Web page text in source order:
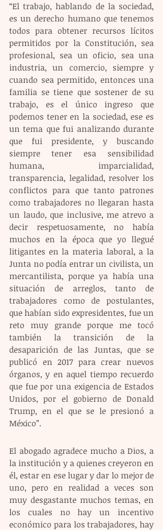
“El trabajo, hablando de la sociedad,
es un derecho humano que tenemos
todos para obtener recursos lícitos
permitidos por la Constitución, sea
profesional, sea un oficio, sea una
industria, un comercio, siempre y
cuando sea permitido, entonces una
familia se tiene que sostener de su
trabajo, es el único ingreso que
podemos tener en la sociedad, ese es
un tema que fui analizando durante
que fui presidente, y buscando
siempre tener esa sensibilidad
humana, imparcialidad,
transparencia, legalidad, resolver los
conflictos para que tanto patrones
como trabajadores no llegaran hasta
un laudo, que inclusive, me atrevo a
decir respetuosamente, no había
muchos en la época que yo llegué
litigantes en la materia laboral, a la
Junta no podía entrar un civilista, un
mercantilista, porque ya había una
situación de arreglos, tanto de
trabajadores como de postulantes,
que habían sido expresidentes, fue un
reto muy grande porque me tocó
también la transición de la
desaparición de las Juntas, que se
publicó en 2017 para crear nuevos
órganos, y en aquel tiempo recuerdo
que fue por una exigencia de Estados
Unidos, por el gobierno de Donald
Trump, en el que se le presionó a
México”.
El abogado agradece mucho a Dios, a
la institución y a quienes creyeron en
él, estar en ese lugar y dar lo mejor de
uno, pero en realidad a veces son
muy desgastante muchos temas, en
los cuales no hay un incentivo
económico para los trabajadores, hay